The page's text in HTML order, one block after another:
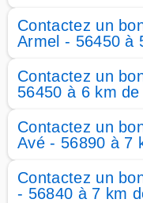
Contactez un
Armel - 56450 à
Contactez un
56450 à 6 km de
Contactez un
Avé - 56890 à 7
Contactez un
- 56840 à 7 km